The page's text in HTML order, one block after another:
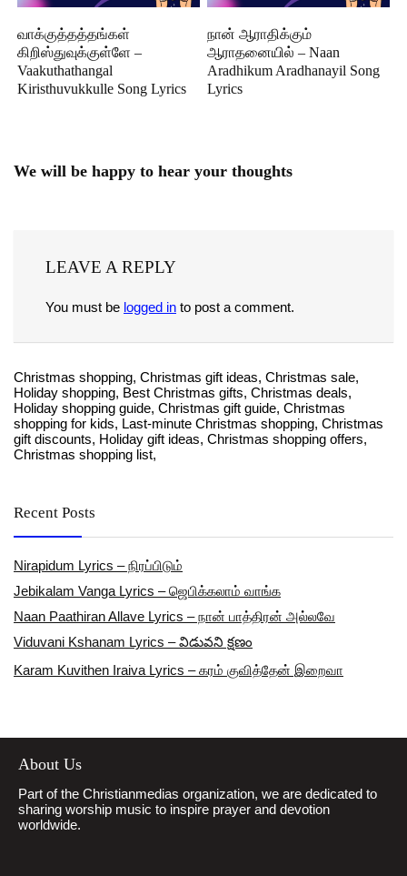
வாக்குத்தத்தங்கள்
கிறிஸ்துவுக்குள்ளே –
Vaakuthathangal
Kiristhuvukkulle Song Lyrics
நான் ஆராதிக்கும்
ஆராதனையில் – Naan
Aradhikum Aradhanayil Song
Lyrics
We will be happy to hear your thoughts
LEAVE A REPLY
You must be logged in to post a comment.
Christmas shopping, Christmas gift ideas, Christmas sale,
Holiday shopping, Best Christmas gifts, Christmas deals,
Holiday shopping guide, Christmas gift guide, Christmas
shopping for kids, Last-minute Christmas shopping, Christmas
gift discounts, Holiday gift ideas, Christmas shopping offers,
Christmas shopping list,
Recent Posts
Nirapidum Lyrics – நிரப்பிடும்
Jebikalam Vanga Lyrics – ஜெபிக்கலாம் வாங்க
Naan Paathiran Allave Lyrics – நான் பாத்திரன் அல்லவே
Viduvani Kshanam Lyrics – విడువని క్షణం
Karam Kuvithen Iraiva Lyrics – கரம் குவித்தேன் இறைவா
About Us
Part of the Christianmedias organization, we are dedicated to
sharing worship music to inspire prayer and devotion
worldwide.